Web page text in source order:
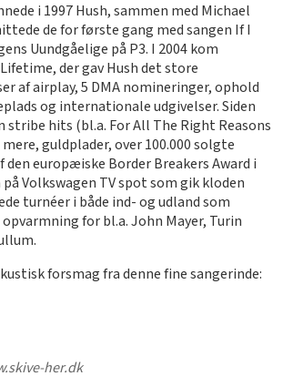
i 1997 Hush, sammen med Michael
de for første gang med sangen If I
Uundgåelige på P3. I 2004 kom
der gav Hush det store
af airplay, 5 DMA nomineringer, ophold
og internationale udgivelser. Siden
stribe hits (bl.a. For All The Right Reasons
guldplader, over 100.000 solgte
europæiske Border Breakers Award i
Volkswagen TV spot som gik kloden
turnéer i både ind- og udland som
for bl.a. John Mayer, Turin
forsmag fra denne fine sangerinde:
her.dk